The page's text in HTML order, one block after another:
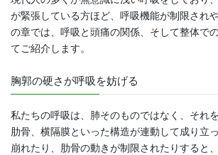
が緊張している方ほど、呼吸機能が制限され
の章では、呼吸と頭痛の関係、そして整体で
てご紹介します。
胸郭の硬さが呼吸を妨げる
私たちの呼吸は、肺そのものではなく、それ
肋骨、横隔膜といった構造が連動して成り立
崩れたり、肋骨の動きが制限されたりすると